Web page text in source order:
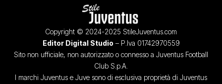
Copyright © 2024-2025 StileJuventus.com
Editor Digital Studio – P.Iva 01742970559
Sito non ufficiale, non autorizzato o connesso a Juventus Football
Club S.p.A.
I marchi Juventus e Juve sono di esclusiva proprietà di Juventus